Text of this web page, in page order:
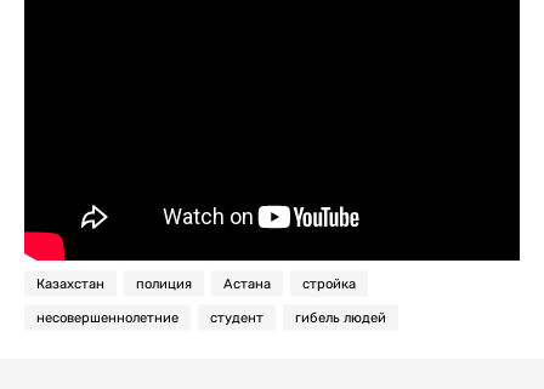
Казахстан полиция Астана стройка
несовершеннолетние студент гибель людей